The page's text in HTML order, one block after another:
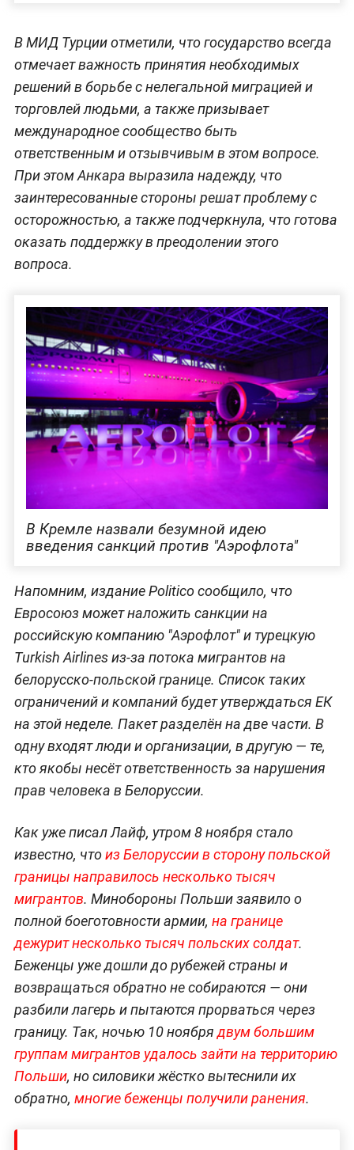
В МИД Турции отметили, что государство всегда
отмечает важность принятия необходимых
решений в борьбе с нелегальной миграцией и
торговлей людьми, а также призывает
международное сообщество быть
ответственным и отзывчивым в этом вопросе.
При этом Анкара выразила надежду, что
заинтересованные стороны решат проблему с
осторожностью, а также подчеркнула, что готова
оказать поддержку в преодолении этого
вопроса.
В Кремле назвали безумной идею
введения санкций против "Аэрофлота"
Напомним, издание Politico сообщило, что
Евросоюз может наложить санкции на
российскую компанию "Аэрофлот" и турецкую
Turkish Airlines из-за потока мигрантов на
белорусско-польской границе. Список таких
ограничений и компаний будет утверждаться ЕК
на этой неделе. Пакет разделён на две части. В
одну входят люди и организации, в другую — те,
кто якобы несёт ответственность за нарушения
прав человека в Белоруссии.
Как уже писал Лайф, утром 8 ноября стало
известно, чтоиз Белоруссии в сторону польской
границы направилось несколько тысяч
мигрантов. Минобороны Польши заявило о
полной боеготовности армии, на границе
дежурит несколько тысяч польских солдат.
Беженцы уже дошли до рубежей страны и
возвращаться обратно не собираются — они
разбили лагерь и пытаются прорваться через
границу. Так, ночью 10 ноябрядвум большим
группам мигрантов удалось зайти на территорию
Польши, но силовики жёстко вытеснили их
обратно, многие беженцы получили ранения.